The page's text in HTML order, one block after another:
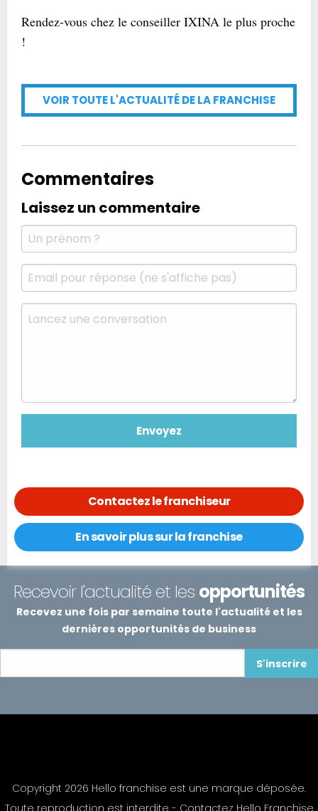
Rendez-vous chez le conseiller IXINA le plus proche
!
VOIR TOUTE L'ACTUALITÉ DE LA FRANCHISE
Commentaires
Laissez un commentaire
Contactez le franchiseur
En savoir plus sur la franchise
Recevoir l'actualité et les opportunités
Recevez une fois par semaine toute l'actualité et les
dernières opportunités de business
S'inscrire
Copyright 2026 Hello franchise est une marque déposée.